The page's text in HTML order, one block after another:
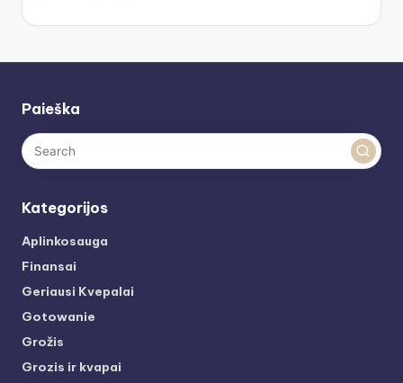
Paieška
Kategorijos
Aplinkosauga
Finansai
Geriausi Kvepalai
Gotowanie
Grožis
Grozis ir kvapai